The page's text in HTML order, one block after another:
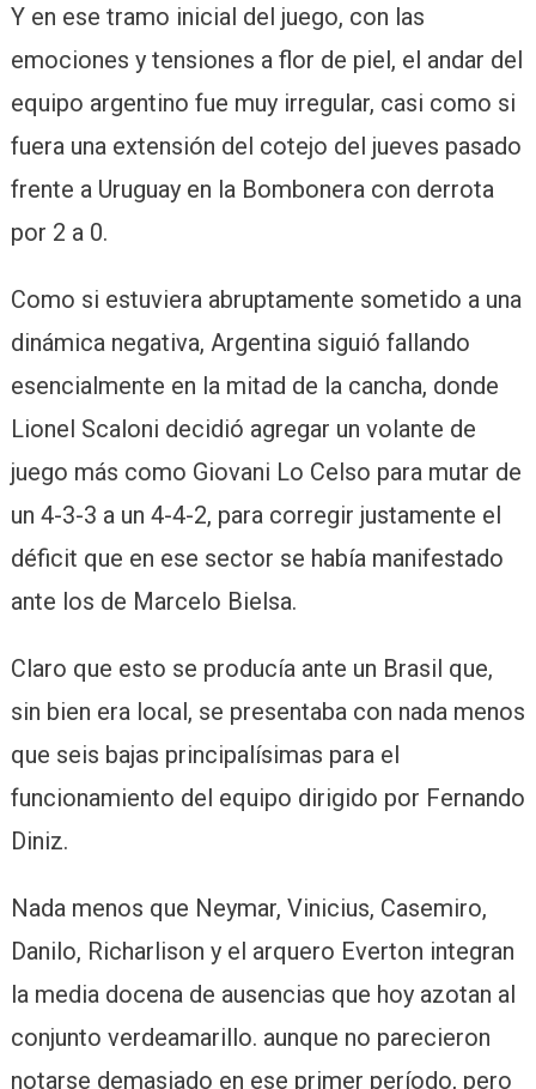
Y en ese tramo inicial del juego, con las
emociones y tensiones a flor de piel, el andar del
equipo argentino fue muy irregular, casi como si
fuera una extensión del cotejo del jueves pasado
frente a Uruguay en la Bombonera con derrota
por 2 a 0.
Como si estuviera abruptamente sometido a una
dinámica negativa, Argentina siguió fallando
esencialmente en la mitad de la cancha, donde
Lionel Scaloni decidió agregar un volante de
juego más como Giovani Lo Celso para mutar de
un 4-3-3 a un 4-4-2, para corregir justamente el
déficit que en ese sector se había manifestado
ante los de Marcelo Bielsa.
Claro que esto se producía ante un Brasil que,
sin bien era local, se presentaba con nada menos
que seis bajas principalísimas para el
funcionamiento del equipo dirigido por Fernando
Diniz.
Nada menos que Neymar, Vinicius, Casemiro,
Danilo, Richarlison y el arquero Everton integran
la media docena de ausencias que hoy azotan al
conjunto verdeamarillo. aunque no parecieron
notarse demasiado en ese primer período, pero